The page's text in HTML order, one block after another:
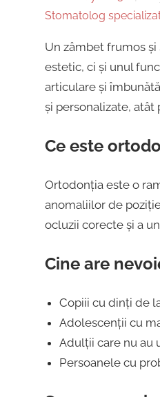
Stomatolog
Un zâmbet frumos
estetic, ci și unul
articulare și
și personalizate, atât
Ce este
Ortodonția este o
anomaliilor de
ocluzii corecte și a
Cine are
Copiii cu dinți de
Adolescenții cu
Adulții care nu au
Persoanele cu